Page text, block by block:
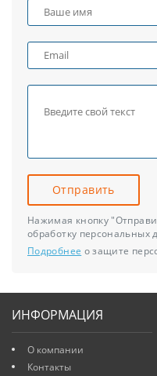
Отправить
Нажимая кнопку
обработку персональных
Подробнее о защите
ИНФОРМАЦИЯ
О компании
Контакты